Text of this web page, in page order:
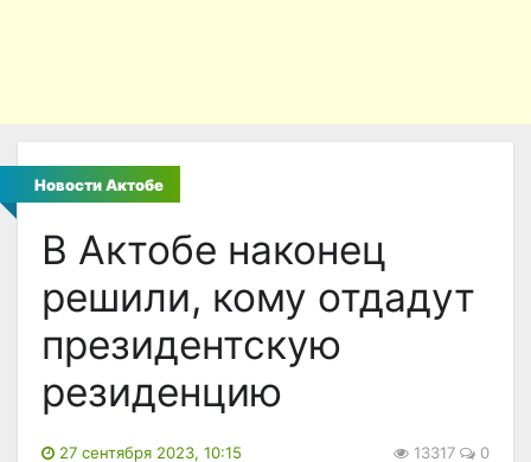
Новости Актобе
В Актобе наконец
решили, кому отдадут
президентскую
резиденцию
27 сентября 2023, 10:15 13317 0